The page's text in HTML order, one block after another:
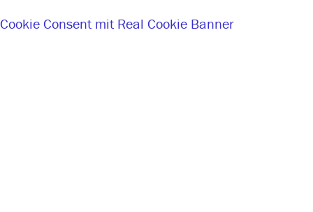
Cookie Consent mit Real Cookie Banner